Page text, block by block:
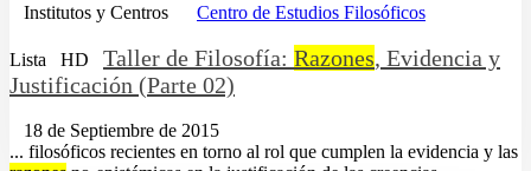
Institutos y Centros Centro de Estudios Filosóficos
Lista HD Taller de Filosofía: Razones, Evidencia y
Justificación (Parte 02)
18 de Septiembre de 2015
... filosóficos recientes en torno al rol que cumplen la evidencia y las